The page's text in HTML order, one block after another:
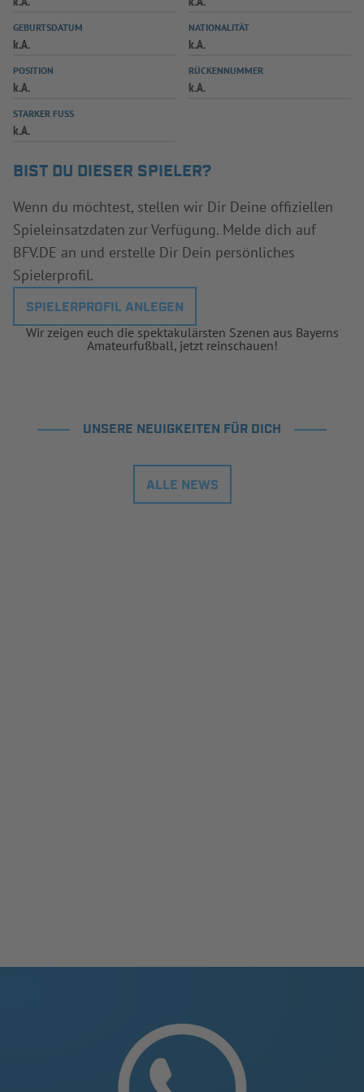
SPIELPLUS
GEBURTSDATUM
k.A.
NATIONALITÄT
k.A.
POSITION
k.A.
RÜCKENNUMMER
k.A.
STARKER FUSS
k.A.
BIST DU DIESER SPIELER?
Wenn du möchtest, stellen wir Dir Deine offiziellen
Spieleinsatzdaten zur Verfügung. Melde dich auf
BFV.DE an und erstelle Dir Dein persönliches
Spielerprofil.
SPIELERPROFIL ANLEGEN
Wir zeigen euch die spektakulärsten Szenen aus Bayerns
Amateurfußball, jetzt reinschauen!
UNSERE NEUIGKEITEN FÜR DICH
ALLE NEWS